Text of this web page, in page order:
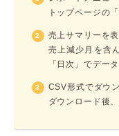
トップページの
売上サマリーを
売上減少月を含
「日次」でデー
CSV形式でダウ
ダウンロード後